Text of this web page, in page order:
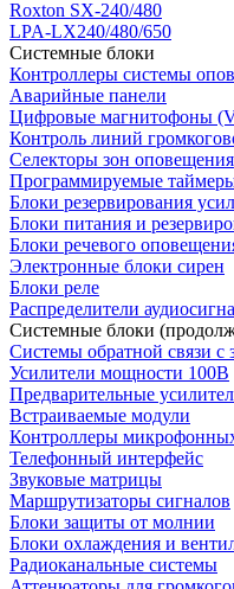
Roxton SX-240/480
LPA-LX240/480/650
Системные блоки
Контроллеры системы
Аварийные панели
Цифровые магнитофоны
Контроль линий
Селекторы зон оповещения
Программируемые
Блоки резервирования
Блоки питания и
Блоки речевого
Электронные блоки сирен
Блоки реле
Распределители
Системные блоки
Системы обратной связи с
Усилители мощности 100В
Предварительные
Встраиваемые модули
Контроллеры
Телефонный интерфейс
Звуковые матрицы
Маршрутизаторы сигналов
Блоки защиты от молнии
Блоки охлаждения и
Радиоканальные системы